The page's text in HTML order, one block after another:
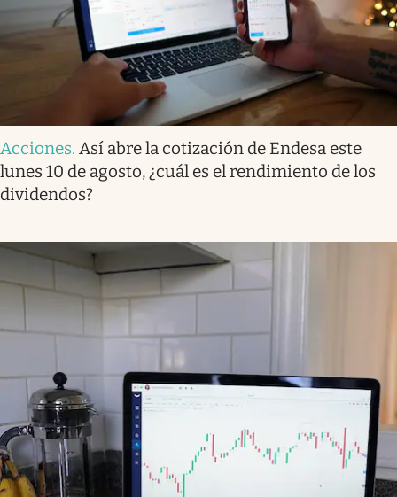
Acciones. Así abre la cotización de Endesa este
lunes 10 de agosto, ¿cuál es el rendimiento de los
dividendos?